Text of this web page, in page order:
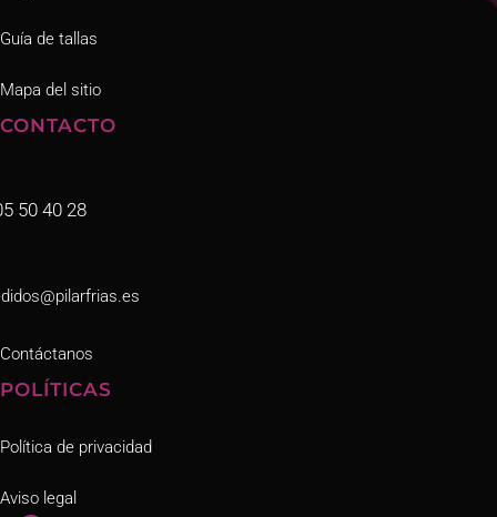
Guía de tallas
Mapa del sitio
CONTACTO
50 40 28
Contáctanos
POLÍTICAS
Política de privacidad
Aviso legal